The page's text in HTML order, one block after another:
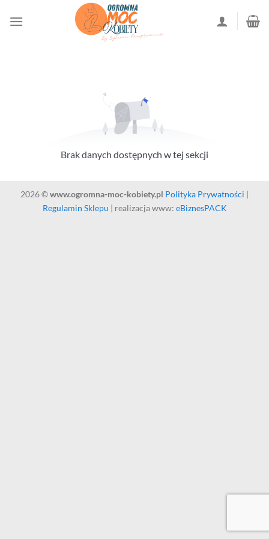
Brak danych dostępnych w tej sekcji
2026 ©www.ogromna-moc-kobiety.pl Polityka Prywatności |
Regulamin Sklepu | realizacja www: eBiznesPACK